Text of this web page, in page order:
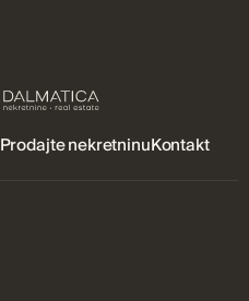
Prodajte nekretninuKontakt